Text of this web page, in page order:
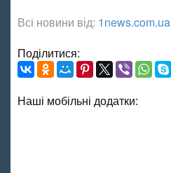
Всі новини від: 1news.com.ua
Поділитися:
Наші мобільні додатки: